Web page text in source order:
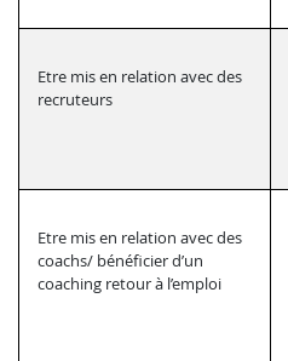
Etre mis en relation avec des
recruteurs
Etre mis en relation avec des
coachs/ bénéficier d’un
coaching retour à l’emploi